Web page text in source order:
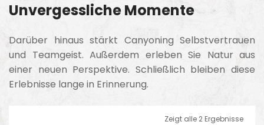
Unvergessliche Momente
Darüber hinaus stärkt Canyoning Selbstvertrauen
und Teamgeist. Außerdem erleben Sie Natur aus
einer neuen Perspektive. Schließlich bleiben diese
Erlebnisse lange in Erinnerung.
Zeigt alle 2 Ergebnisse